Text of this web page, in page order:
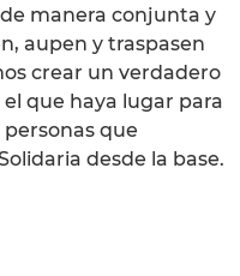
manera conjunta y
aupen y traspasen
crear un verdadero
el que haya lugar para
que
desde la base.